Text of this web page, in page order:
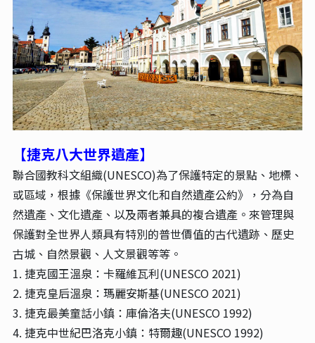
【捷克八大世界遺產】
聯合國教科文組織(UNESCO)為了保護特定的景點、地標、
或區域，根據《保護世界文化和自然遺產公約》，分為自
然遺產、文化遺產、以及兩者兼具的複合遺產。來管理與
保護對全世界人類具有特別的普世價值的古代遺跡、歷史
古城、自然景觀、人文景觀等等。
1. 捷克國王溫泉：卡羅維瓦利(UNESCO 2021)
2. 捷克皇后溫泉：瑪麗安斯基(UNESCO 2021)
3. 捷克最美童話小鎮：庫倫洛夫(UNESCO 1992)
4. 捷克中世紀巴洛克小鎮：特爾趣(UNESCO 1992)